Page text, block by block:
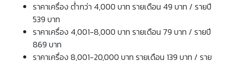
ราคาเครื่อง ต่ำกว่า 4,000 บาท รายเดือน 49 บาท / รายปี
539 บาท
ราคาเครื่อง 4,001-8,000 บาท รายเดือน 79 บาท / รายปี
869 บาท
ราคาเครื่อง 8,001-20,000 บาท รายเดือน 139 บาท / ราย